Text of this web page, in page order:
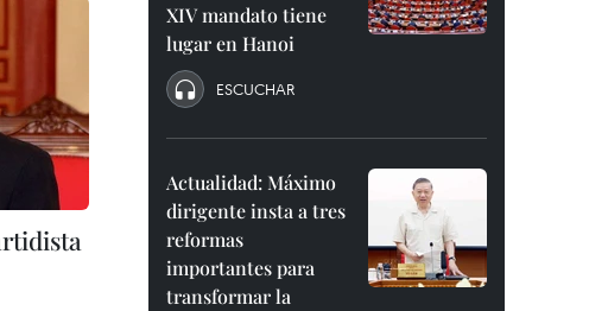
XIV mandato tiene
lugar en Hanoi
ESCUCHAR
Actualidad: Máximo
dirigente insta a tres
reformas
importantes para
transformar la